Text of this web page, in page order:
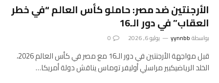
الأرجنتين ضد مصر: حاملو كأس العالم “في خطر
العقاب” في دور الـ16
بواسطةyynnbb يوليو 6, 2026 0
قبل مواجهة الأرجنتين في دور الـ16 مع مصر في كأس العالم 2026،
الخلد الرياضيكبير مراسلي أوليفر توماس يناقش دولة أمريكا…